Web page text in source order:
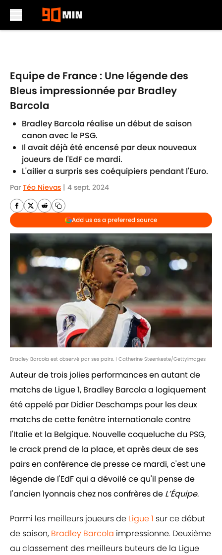
Equipe de France : Une légende des
Bleus impressionnée par Bradley
Barcola
Bradley Barcola réalise un début de saison
canon avec le PSG.
Il avait déjà été encensé par deux nouveaux
joueurs de l'EdF ce mardi.
L'ailier a surpris ses coéquipiers pendant l'Euro.
Par Téo Nievas | 4 sept. 2024
Add us as a preferred source
Bradley Barcola est observé par ses pairs. | Catherine Steenkeste/GettyImages
Auteur de trois jolies performances en autant de
matchs de Ligue 1, Bradley Barcola a logiquement
été appelé par Didier Deschamps pour les deux
matchs de cette fenêtre internationale contre
l'Italie et la Belgique. Nouvelle coqueluche du PSG,
le crack prend de la place, et après deux de ses
pairs en conférence de presse ce mardi, c'est une
légende de l'EdF qui a dévoilé ce qu'il pense de
l'ancien lyonnais chez nos confrères de L’Équipe.
Parmi les meilleurs joueurs de Ligue 1 sur ce début
de saison, Bradley Barcola impressionne. Deuxième
au classement des meilleurs buteurs de la Ligue